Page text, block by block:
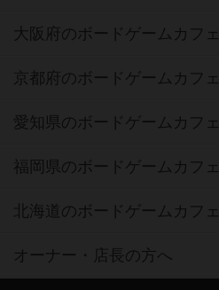
大阪府のボードゲームカフェ
京都府のボードゲームカフェ
愛知県のボードゲームカフェ
福岡県のボードゲームカフェ
北海道のボードゲームカフェ
オーナー・店長の方へ